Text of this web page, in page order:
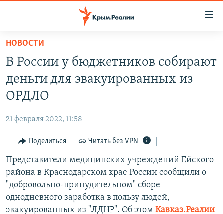
Вернуться
основному
содержанию
Вернутся
главной
навигации
Вернутся
поиску
СПЕЦПРОЕКТЫ
ГРУЗ 200
11 ЛЕТ ОККУПАЦИИ КРЫМА. 11 ИСТОРИЙ СОПРОТИВЛЕНИЯ
ВОДА
ЕЩЕ
ИНТЕРАКТИВ
ИНФОГРАФИКА
ТЕЛЕПРОЕКТ КРЫМ.РЕАЛИИ
СОВЕТЫ ПРАВОЗАЩИТНИКОВ
РАДІО СВОБОДА
КАК ОБОЙТИ БЛОКИРОВКУ
Українською
НОВОСТИ
В России у бюджетников собирают
деньги для эвакуированных из
ОРДЛО
21 февраля 2022, 11:58
Поделиться Читать без VPN
Представители медицинских учреждений Ейского
района в Краснодарском крае России сообщили о
"добровольно-принудительном" сборе
однодневного заработка в пользу людей,
эвакуированных из "ЛДНР". Об этом Кавказ.Реалии